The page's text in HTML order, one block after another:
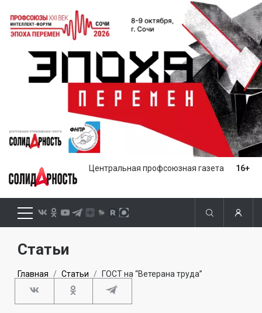
Центральная профсоюзная газета 16+
Статьи
Главная Статьи ГОСТ на “Ветерана труда”